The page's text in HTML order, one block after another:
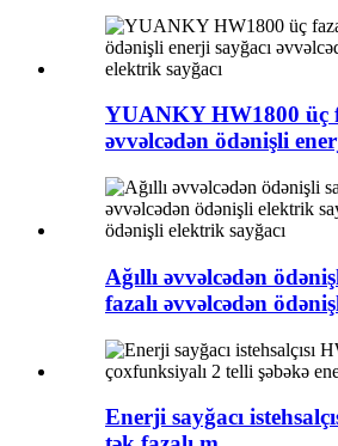
YUANKY HW1800 üç
əvvəlcədən ödənişli
Ağıllı əvvəlcədən
fazalı əvvəlcədən
Enerji sayğacı